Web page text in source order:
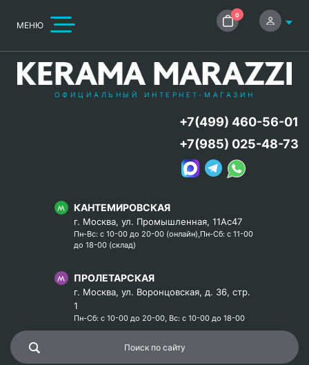
МЕНЮ
0
ОФИЦИАЛЬНЫЙ ИНТЕРНЕТ-МАГАЗИН
КАНТЕМИРОВСКАЯ
г. Москва, ул. Промышленная, 11Ас47
Пн-Вс: с 10-00 до 20-00 (онлайн),Пн-Сб: с 11-00
до 18-00 (склад)
ПРОЛЕТАРСКАЯ
г. Москва, ул. Воронцовская, д. 36, стр.
1
Пн-Сб: с 10-00 до 20-00, Вс: с 10-00 до 18-00
+7(499) 460-56-01
+7(985) 025-48-73